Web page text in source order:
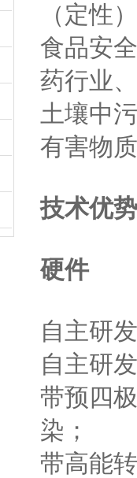
（定性
食品安
药行业
土壤中
有害物
技术优势
硬件
自主研
自主研
带预四
染；
带高能